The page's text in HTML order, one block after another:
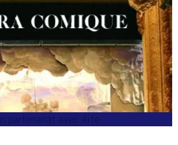
partenariat avec Arte